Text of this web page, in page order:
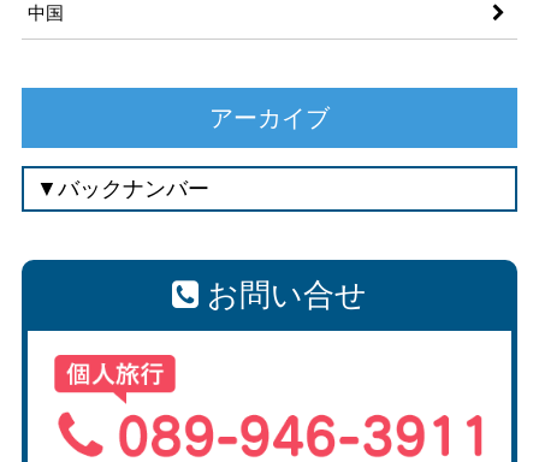
中国
アーカイブ
お問い合せ